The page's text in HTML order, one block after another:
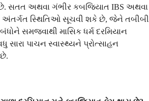
છે. સતત અથવા ગંભીર કબજિયાત IBS અથવા
સ્થિતિઓ સૂચવી શકે છે, જેને તબીબી
સમજવાથી માસિક ધર્મ દરમિયાન
સારા પાચન સ્વાસ્થ્યને પ્રોત્સાહન